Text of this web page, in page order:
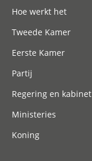
Hoe werkt het
Tweede Kamer
Eerste Kamer
Partij
Regering en kabinet
Ministeries
Koning